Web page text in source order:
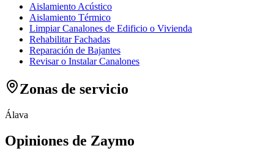
Aislamiento Acústico
Aislamiento Térmico
Limpiar Canalones de Edificio o Vivienda
Rehabilitar Fachadas
Reparación de Bajantes
Revisar o Instalar Canalones
Zonas de servicio
Álava
Opiniones de Zaymo